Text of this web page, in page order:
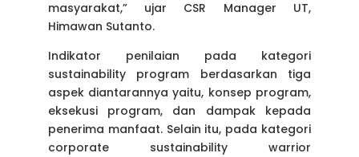
masyarakat,” ujar CSR Manager UT,
Himawan Sutanto.
Indikator penilaian pada kategori
sustainability program berdasarkan tiga
aspek diantarannya yaitu, konsep program,
eksekusi program, dan dampak kepada
penerima manfaat. Selain itu, pada kategori
corporate sustainability warrior